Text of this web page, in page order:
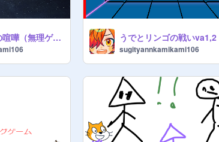
ボール君と猫の喧嘩（無理ゲー） うでとリンゴの戦いva1,2
sugityannkamikami106